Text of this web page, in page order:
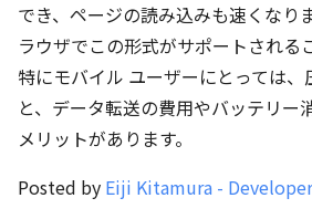
でき、ページの読み込みも速くなり
ラウザでこの形式がサポートされる
特にモバイル ユーザーにとっては
と、データ転送の費用やバッテリー
メリットがあります。
Posted by Eiji Kitamura -